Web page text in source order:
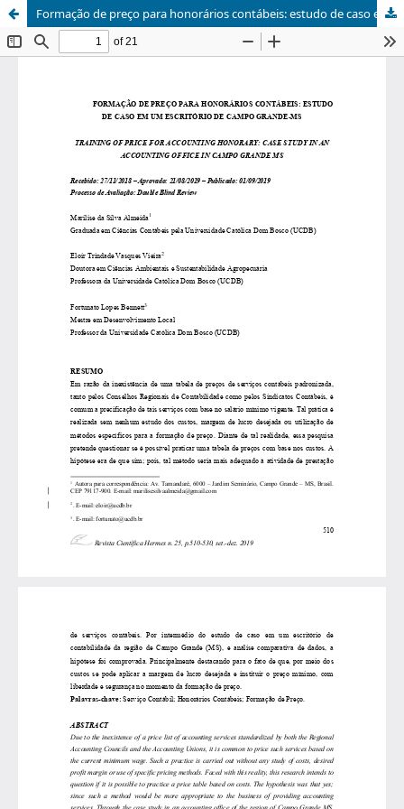
Formação de preço para honorários contábeis: estudo de caso em um escritório de Campo Grande- MS